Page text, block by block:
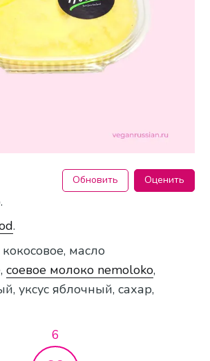
Обновить Оценить
.
масло
соевое молоко nemoloko,
уксус яблочный, сахар,
6